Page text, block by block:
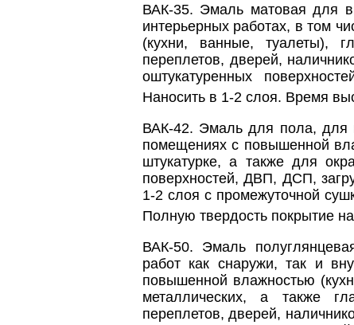
ВАК-35. Эмаль матовая для
интерьерных работах, в том
(кухни, ванные, туалеты),
переплетов, дверей,
оштукатуренных
Наносить в 1-2 слоя. Время
ВАК-42. Эмаль для пола, для
помещениях с повышенной
штукатурке, а также для
поверхностей, ДВП, ДСП,
1-2 слоя с промежуточной
Полную твердость покрытие
ВАК-50. Эмаль
работ как снаружи, так и
повышенной влажностью
металлических, а также
переплетов, дверей,